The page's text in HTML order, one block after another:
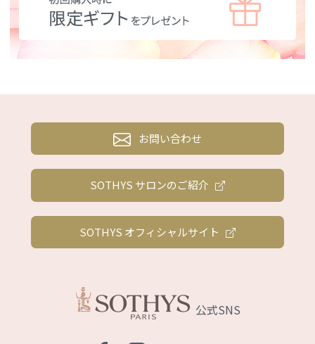
お問い合わせ
SOTHYS サロンのご紹介
SOTHYS オフィシャルサイト
公式SNS